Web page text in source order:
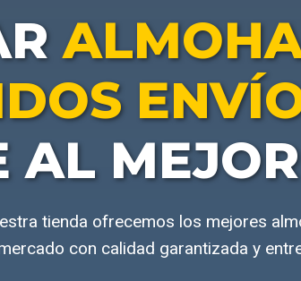
AL
tienda ofrecemos los mejores
con calidad garantizada y